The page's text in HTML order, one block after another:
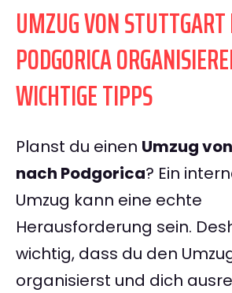
UMZUG VON STUTTGART
PODGORICA
WICHTIGE TIPPS
Planst du einen Umzug
nach Podgorica? Ein
Umzug kann eine echte
Herausforderung sein.
wichtig, dass du den
organisierst und dich